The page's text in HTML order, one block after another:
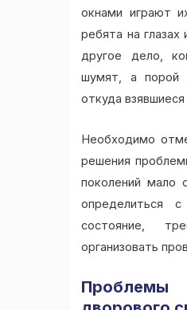
окнами играют
ребята на
другое дело,
шумят, а порой
откуда
Необходимо
решения
поколений мало
определиться
состояние,
организовать